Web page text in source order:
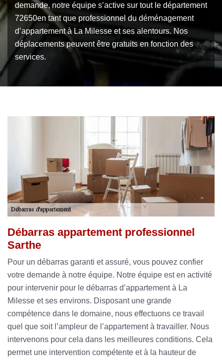
demande, notre équipe s’active sur tout le département
72650en tant que professionnel du déménagement
d’appartement à La Milesse et ses alentours. Nos
déplacements peuvent être gratuits en fonction des
services.
Débarras appartement professionnel
Sarthe
Pour un débarras garanti et assuré, vous pouvez confier
votre demande à notre équipe. Notre équipe est en activité
pour intervenir pour le débarras d’appartement à La
Milesse et ses environs. Disposant une grande
compétence dans le domaine, nous effectuons ce travail
quel que soit l’ampleur de l’appartement à travailler. Nous
intervenons pour cela dans les meilleures conditions. Cela
permet une intervention compétente et à la hauteur de